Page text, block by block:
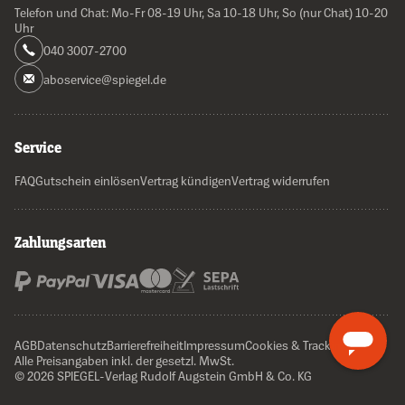
Telefon und Chat: Mo-Fr 08-19 Uhr, Sa 10-18 Uhr, So (nur Chat) 10-20
Uhr
040 3007-2700
aboservice@spiegel.de
Service
FAQGutschein einlösenVertrag kündigenVertrag widerrufen
Zahlungsarten
AGBDatenschutzBarrierefreiheitImpressumCookies & Tracking
Alle Preisangaben inkl. der gesetzl. MwSt.
© 2026 SPIEGEL-Verlag Rudolf Augstein GmbH & Co. KG